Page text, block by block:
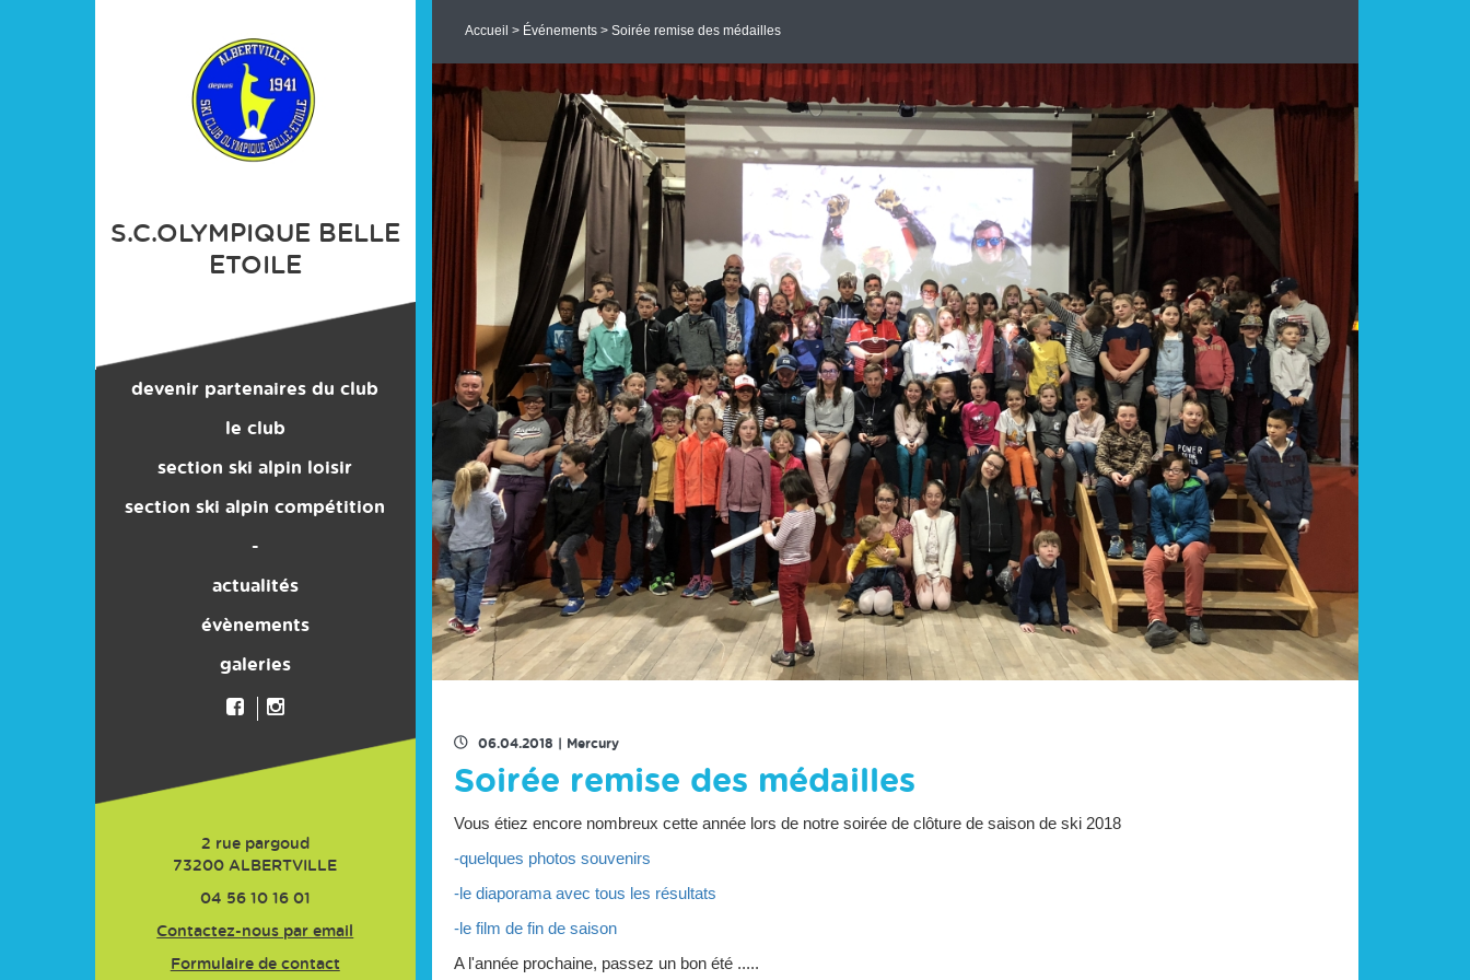
S.C.OLYMPIQUE BELLE
ETOILE
devenir partenaires du club
le club
contacts
son histoire
section ski alpin loisir
section ski alpin compétition
-
actualités
évènements
galeries
2 rue pargoud
73200 ALBERTVILLE
04 56 10 16 01
Contactez-nous par email
Formulaire de contact
Accueil > Événements> Soirée remise des médailles
06.04.2018 Mercury
Soirée remise des médailles
Vous étiez encore nombreux cette année lors de notre soirée de clôture de saison de ski 2018
-quelques photos souvenirs
-le diaporama avec tous les résultats
-le film de fin de saison
A l'année prochaine, passez un bon été .....